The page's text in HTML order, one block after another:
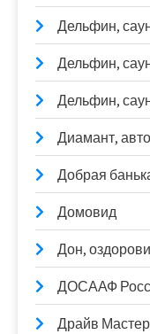
Дельфин,
Дельфин,
Дельфин,
Диамант,
Добрая
Домовид
Дон,
ДОСААФ
Драйв Мастер